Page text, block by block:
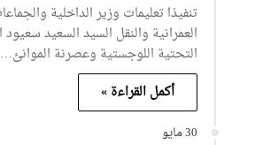
تنفيذا تعليمات وزير الداخلية
العمرانية والنقل السيد السعيد سعيود
التحتية اللوجستية وعصرنة الموانئ…
أكمل القراءة »
30 مايو